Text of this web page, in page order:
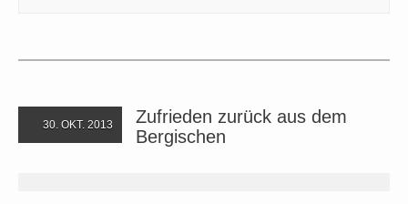
30. OKT. 2013
Zufrieden zurück aus dem
Bergischen